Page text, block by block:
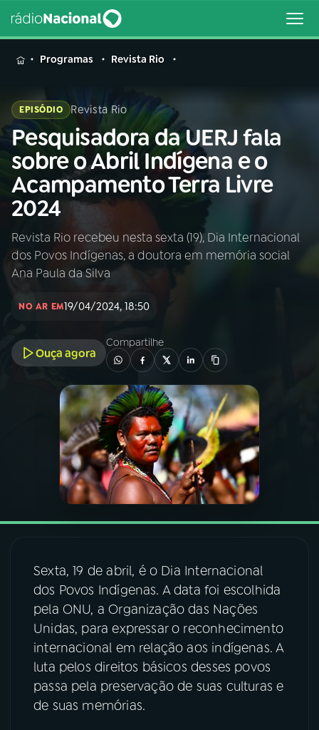
MENU
Buscar
na
Rádio
Nacional
Buscar
01INÍCIO
02A RÁDIO
03PROGRAMAÇÃO
PROGRAMAS
PODCASTS
VIDEOCASTS
08 FESTIVAL DE MÚSICA
ACOMPANHE A RÁDIO NACIONAL
YouTube Facebook
Instagram
Programas Revista Rio
EPISÓDIO Revista Rio
Pesquisadora da UERJ fala
sobre o Abril Indígena e o
Acampamento Terra Livre
2024
Revista Rio recebeu nesta sexta (19), Dia Internacional
dos Povos Indígenas, a doutora em memória social
Ana Paula da Silva
NO AR EM19/04/2024, 18:50
Ouça agora
Compartilhe
Sexta, 19 de abril, é o Dia Internacional
dos Povos Indígenas. A data foi escolhida
pela ONU, a Organização das Nações
Unidas, para expressar o reconhecimento
internacional em relação aos indígenas. A
luta pelos direitos básicos desses povos
passa pela preservação de suas culturas e
de suas memórias.